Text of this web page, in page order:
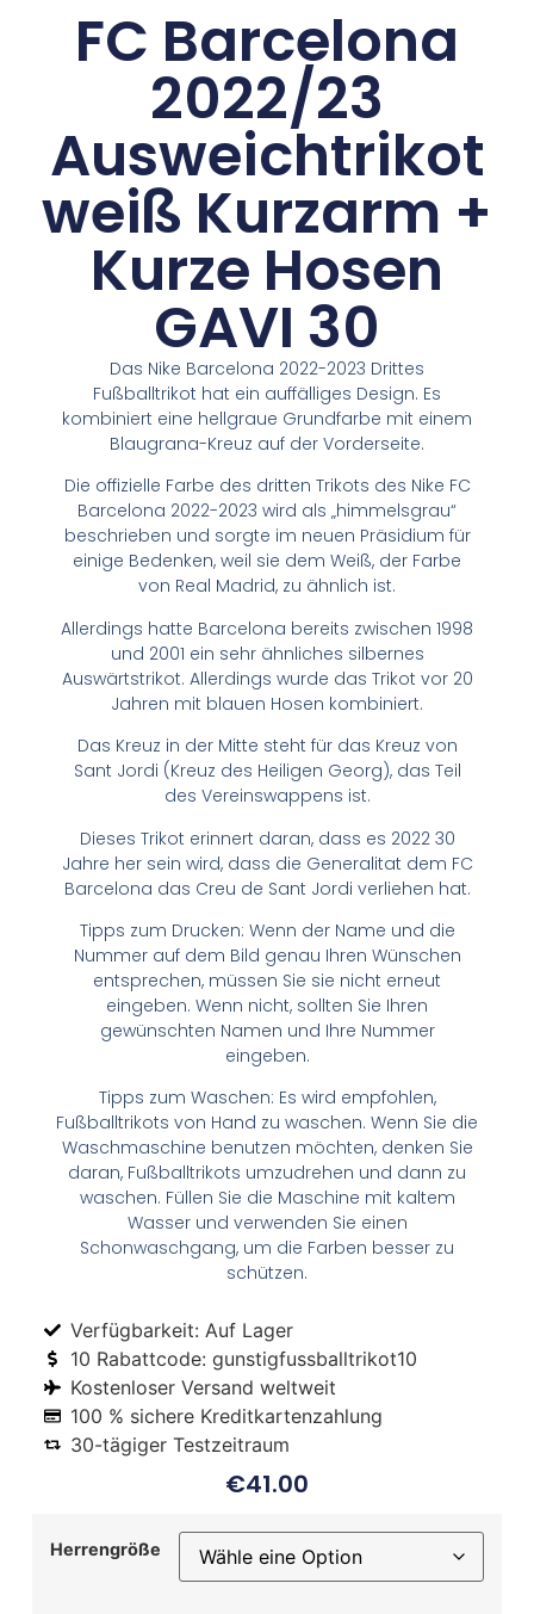
FC Barcelona
2022/23
Ausweichtrikot
weiß Kurzarm +
Kurze Hosen
GAVI 30
Das Nike Barcelona 2022-2023 Drittes
Fußballtrikot hat ein auffälliges Design. Es
kombiniert eine hellgraue Grundfarbe mit einem
Blaugrana-Kreuz auf der Vorderseite.
Die offizielle Farbe des dritten Trikots des Nike FC
Barcelona 2022-2023 wird als „himmelsgrau“
beschrieben und sorgte im neuen Präsidium für
einige Bedenken, weil sie dem Weiß, der Farbe
von Real Madrid, zu ähnlich ist.
Allerdings hatte Barcelona bereits zwischen 1998
und 2001 ein sehr ähnliches silbernes
Auswärtstrikot. Allerdings wurde das Trikot vor 20
Jahren mit blauen Hosen kombiniert.
Das Kreuz in der Mitte steht für das Kreuz von
Sant Jordi (Kreuz des Heiligen Georg), das Teil
des Vereinswappens ist.
Dieses Trikot erinnert daran, dass es 2022 30
Jahre her sein wird, dass die Generalitat dem FC
Barcelona das Creu de Sant Jordi verliehen hat.
Tipps zum Drucken: Wenn der Name und die
Nummer auf dem Bild genau Ihren Wünschen
entsprechen, müssen Sie sie nicht erneut
eingeben. Wenn nicht, sollten Sie Ihren
gewünschten Namen und Ihre Nummer
eingeben.
Tipps zum Waschen: Es wird empfohlen,
Fußballtrikots von Hand zu waschen. Wenn Sie die
Waschmaschine benutzen möchten, denken Sie
daran, Fußballtrikots umzudrehen und dann zu
waschen. Füllen Sie die Maschine mit kaltem
Wasser und verwenden Sie einen
Schonwaschgang, um die Farben besser zu
schützen.
Verfügbarkeit: Auf Lager
10 Rabattcode: gunstigfussballtrikot10
Kostenloser Versand weltweit
100 % sichere Kreditkartenzahlung
30-tägiger Testzeitraum
€41.00
Herrengröße